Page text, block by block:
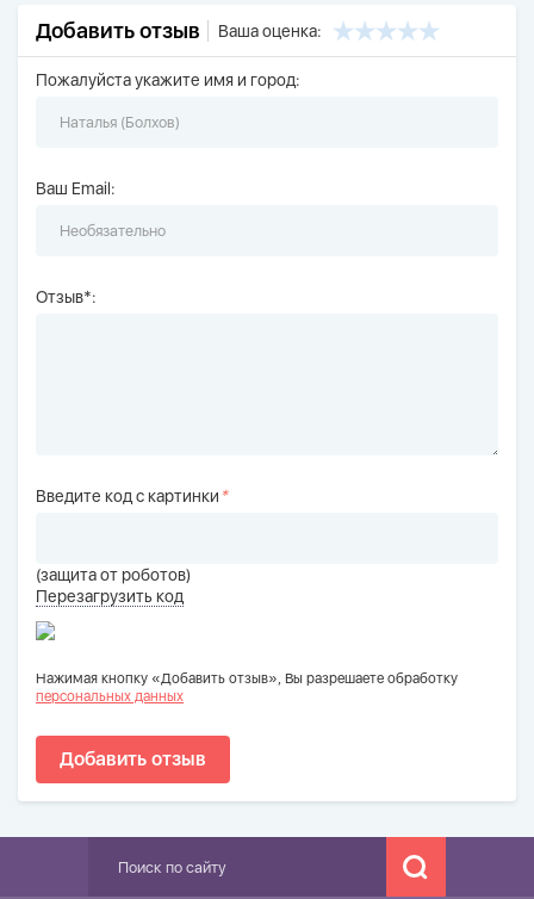
Добавить отзыв Ваша оценка:
Пожалуйста укажите имя и город:
Ваш Email:
Отзыв*:
Введите код с картинки*
(защита от роботов)
Перезагрузить код
Нажимая кнопку «Добавить отзыв», Вы разрешаете обработку
персональных данных
Добавить отзыв